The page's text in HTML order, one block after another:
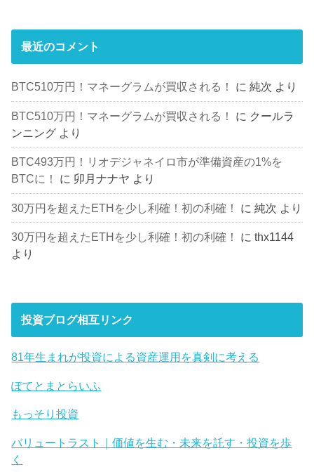
最近のコメント
BTC510万円！マネーグラムが買収される！ に純次 より
BTC510万円！マネーグラムが買収される！ に クールラ
ンニング より
BTC493万円！リオデジャネイロ市が準備資産の1%を
BTCに！
に 卯月ナナヤ より
30万円を超えたETHを少し利確！初の利確！ に純次 より
30万円を超えたETHを少し利確！初の利確！ にthx1144
より
投資ブログ相互リンク
81年生まれが投資による資産運用を真剣に考える
ぽてとまとらいふ
もっそり投資
バリュートラスト｜価値を生む・未来を託す・投資を歩
く